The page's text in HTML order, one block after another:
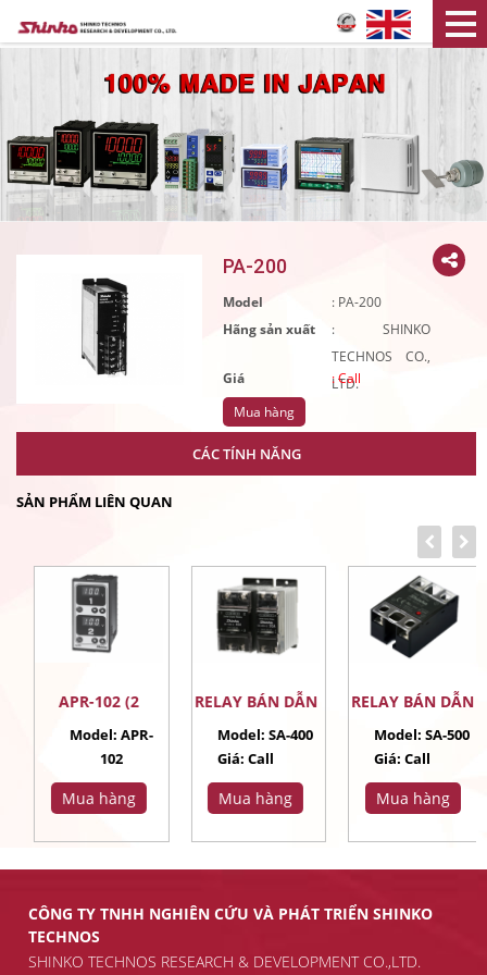
PA-200
Model
: PA-200
Hãng sản xuất
: SHINKO
TECHNOS CO.,
LTD.
Giá :Call
CÁC TÍNH NĂNG
SẢN PHẨM LIÊN QUAN
APR-102 (2
Model: APR-
102
Giá:Call
RELAY BÁN DẪN
Model: SA-400
Giá:Call
RELAY BÁN DẪN
Model: SA-500
Giá:Call
CÔNG TY TNHH NGHIÊN CỨU VÀ PHÁT TRIỂN SHINKO
TECHNOS
SHINKO TECHNOS RESEARCH & DEVELOPMENT CO.,LTD.